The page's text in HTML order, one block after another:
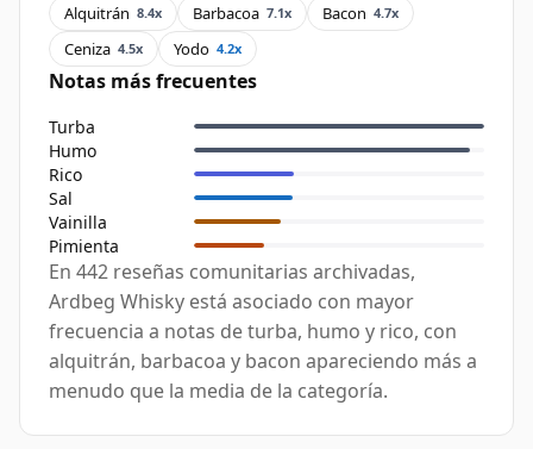
Alquitrán 8.4x Barbacoa 7.1x Bacon 4.7x
Ceniza 4.5x Yodo 4.2x
Notas más frecuentes
Turba
Humo
Rico
Sal
Vainilla
Pimienta
En 442 reseñas comunitarias archivadas,
Ardbeg Whisky está asociado con mayor
frecuencia a notas de turba, humo y rico, con
alquitrán, barbacoa y bacon apareciendo más a
menudo que la media de la categoría.